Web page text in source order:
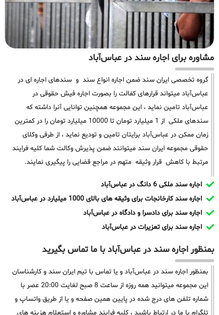
مشاوره برای اجاره سند در عباس‌آباد
گروه تخصصی ایران سند ضمن اجاره انواع سند و سندهای اجاره ای در
عباس‌آباد میتواند قرارهای کفالت را بصورت اجاره فیش حقوقی در
عباس‌آباد تامین نماید ، این مجموعه همچنین توانایی آنرا داشته که
سندهای ملکی از 1 میلیارد تومان تا 10000 میلیارد تومان را در کمترین
زمان ممکن در عباس‌آباد برایتان تامین و تودیع نماید ، از طرفی وکلای
حقوقی مجموعه ایران سند میتوانند ضمن پذیرش وکالت شما کلیه فرایند
مرتبط با کاهش قرار وثیقه متهم در مراجع قضایی را پیگیری نمایند.
اجاره سند ملکی 6 دانگ در عباس‌آباد
اجاره سند کارخانجات برای وثیقه های بالای 1000 میلیارد در عباس‌آباد
اجاره سند برای دادسرا و دادگاه در عباس‌آباد
اجاره سند برای تعزیرات در عباس‌آباد
بمنظور اجاره سند در عباس‌آباد با ما تماس بگیرید
بمنظور اجاره سند در عباس‌آباد و یا تماس با تیم ایران سند و کارشناسان
این مجموعه میتوانید همه روزه از ساعت 8 صبح لغایت 20:00 عصر با
شماره تلفن های درج شده در پایین همین صفحه و یا از طریق واتساپ و
تلگرام با ما در ارتباط باشید ، کلیه فرایند مشاوره و استعلام هزینه های